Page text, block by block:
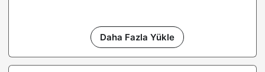
Daha Fazla Yükle